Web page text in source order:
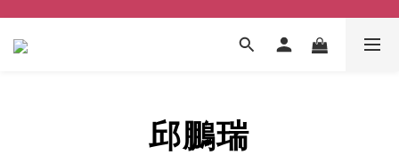
邱鵬瑞